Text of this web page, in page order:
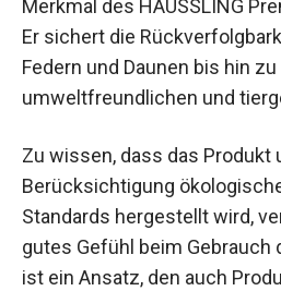
Merkmal des HÄUSSLING
Er sichert die
Federn und Daunen bis hin
umweltfreundlichen und
Zu wissen, dass das Produkt
Berücksichtigung
Standards hergestellt wird,
gutes Gefühl beim Gebrauch
ist ein Ansatz, den auch